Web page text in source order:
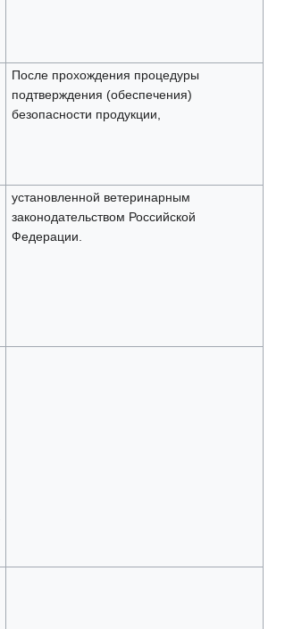
После прохождения процедуры
подтверждения (обеспечения)
безопасности продукции,
установленной ветеринарным
законодательством Российской
Федерации.